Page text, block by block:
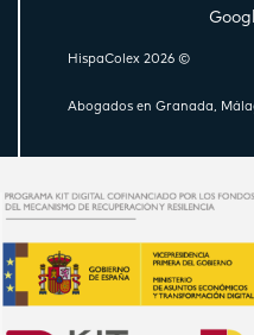
HispaColex 2026 ©
Abogados en Granada,